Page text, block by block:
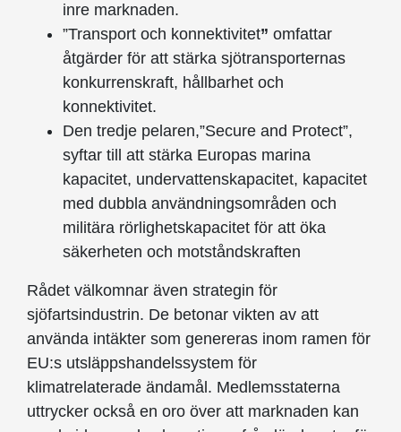
inre marknaden.
”Transport och konnektivitet” omfattar
åtgärder för att stärka sjötransporternas
konkurrenskraft, hållbarhet och
konnektivitet.
Den tredje pelaren,”Secure and Protect”,
syftar till att stärka Europas marina
kapacitet, undervattenskapacitet, kapacitet
med dubbla användningsområden och
militära rörlighetskapacitet för att öka
säkerheten och motståndskraften
Rådet välkomnar även strategin för
sjöfartsindustrin. De betonar vikten av att
använda intäkter som genereras inom ramen för
EU:s utsläppshandelssystem för
klimatrelaterade ändamål. Medlemsstaterna
uttrycker också en oro över att marknaden kan